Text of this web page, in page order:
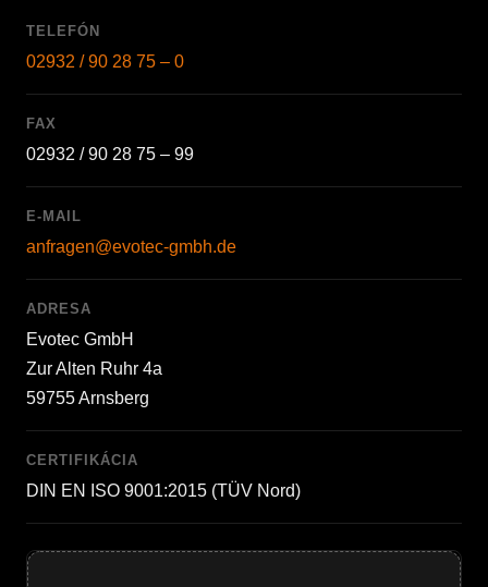
TELEFÓN
02932 / 90 28 75 – 0
FAX
02932 / 90 28 75 – 99
E-MAIL
anfragen@evotec-gmbh.de
ADRESA
Evotec GmbH
Zur Alten Ruhr 4a
59755 Arnsberg
CERTIFIKÁCIA
DIN EN ISO 9001:2015 (TÜV Nord)